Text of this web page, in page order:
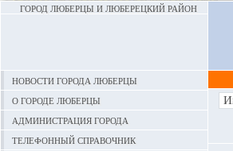
ГОРОД ЛЮБЕРЦЫ И ЛЮБЕРЕЦКИЙ РАЙОН
Новости города Люберцы
О городе Люберцы
Администрация города
Телефонный справочник